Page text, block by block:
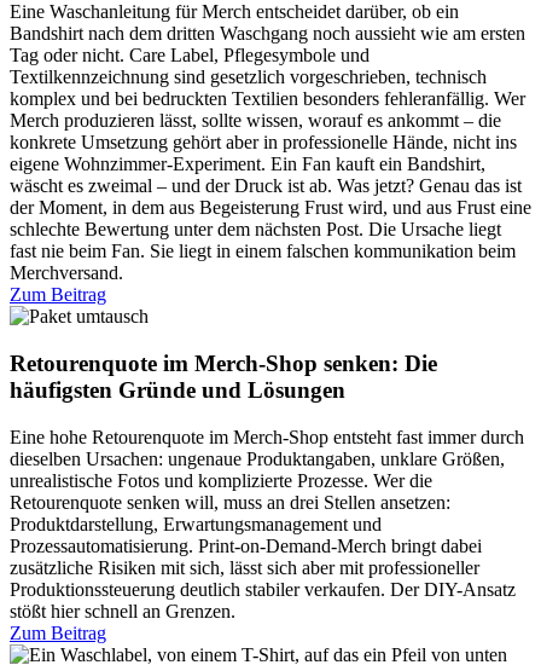
Eine Waschanleitung für Merch entscheidet darüber, ob ein
Bandshirt nach dem dritten Waschgang noch aussieht wie am ersten
Tag oder nicht. Care Label, Pflegesymbole und
Textilkennzeichnung sind gesetzlich vorgeschrieben, technisch
komplex und bei bedruckten Textilien besonders fehleranfällig. Wer
Merch produzieren lässt, sollte wissen, worauf es ankommt – die
konkrete Umsetzung gehört aber in professionelle Hände, nicht ins
eigene Wohnzimmer-Experiment. Ein Fan kauft ein Bandshirt,
wäscht es zweimal – und der Druck ist ab. Was jetzt? Genau das ist
der Moment, in dem aus Begeisterung Frust wird, und aus Frust eine
schlechte Bewertung unter dem nächsten Post. Die Ursache liegt
fast nie beim Fan. Sie liegt in einem falschen kommunikation beim
Merchversand.
Zum Beitrag
Retourenquote im Merch-Shop senken: Die
häufigsten Gründe und Lösungen
Eine hohe Retourenquote im Merch-Shop entsteht fast immer durch
dieselben Ursachen: ungenaue Produktangaben, unklare Größen,
unrealistische Fotos und komplizierte Prozesse. Wer die
Retourenquote senken will, muss an drei Stellen ansetzen:
Produktdarstellung, Erwartungsmanagement und
Prozessautomatisierung. Print-on-Demand-Merch bringt dabei
zusätzliche Risiken mit sich, lässt sich aber mit professioneller
Produktionssteuerung deutlich stabiler verkaufen. Der DIY-Ansatz
stößt hier schnell an Grenzen.
Zum Beitrag